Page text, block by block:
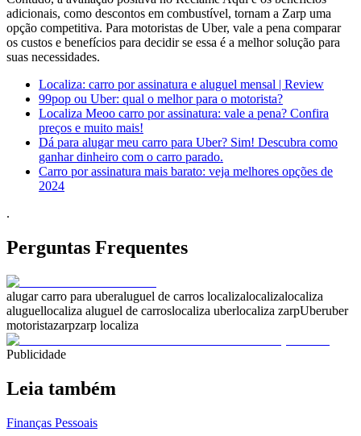
adicionais, como descontos em combustível, tornam a Zarp uma
opção competitiva. Para motoristas de Uber, vale a pena comparar
os custos e benefícios para decidir se essa é a melhor solução para
suas necessidades.
Localiza: carro por assinatura e aluguel mensal | Review
99pop ou Uber: qual o melhor para o motorista?
Localiza Meoo carro por assinatura: vale a pena? Confira
preços e muito mais!
Dá para alugar meu carro para Uber? Sim! Descubra como
ganhar dinheiro com o carro parado.
Carro por assinatura mais barato: veja melhores opções de
2024
.
Perguntas Frequentes
alugar carro para uberaluguel de carros localizalocalizalocaliza
aluguellocaliza aluguel de carroslocaliza uberlocaliza zarpUberuber
motoristazarpzarp localiza
Publicidade
Leia também
Finanças Pessoais